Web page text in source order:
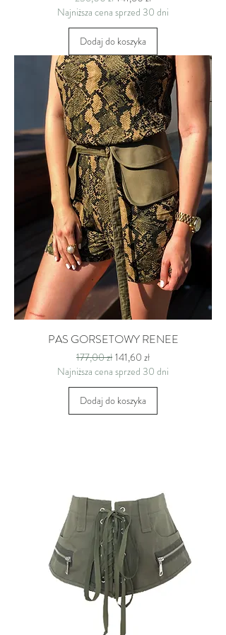
Najniższa cena sprzed 30 dni
Dodaj do koszyka
PAS GORSETOWY RENEE
Regularna cena
177,00 zł Cena rabatowa
141,60 zł
Najniższa cena sprzed 30 dni
Dodaj do koszyka